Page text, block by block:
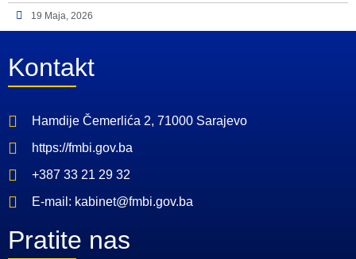
19 Maja, 2026
Kontakt
Hamdije Čemerlića 2, 71000 Sarajevo
https://fmbi.gov.ba
+387 33 21 29 32
E-mail: kabinet@fmbi.gov.ba
Pratite nas